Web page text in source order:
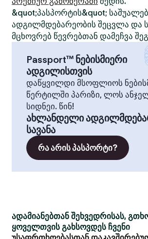
&quot;პასპორტის&quot;
ადგილმდებარეობის შეცვლა და
მცხოვრებ წევრებთან დამეჩვა
Passport™ ნებისმიერი
ადგილისთვის
დაწყვილდი მსოფლიოს
წერტილში პარიზი, ლოს
სიდნეი. წინ!
ახლანდელი
სავანა
რა არის პასპორტი?
ადამიანებთან შეხვედრისას,
ყოველთვის გახსოვდეს ჩვენი